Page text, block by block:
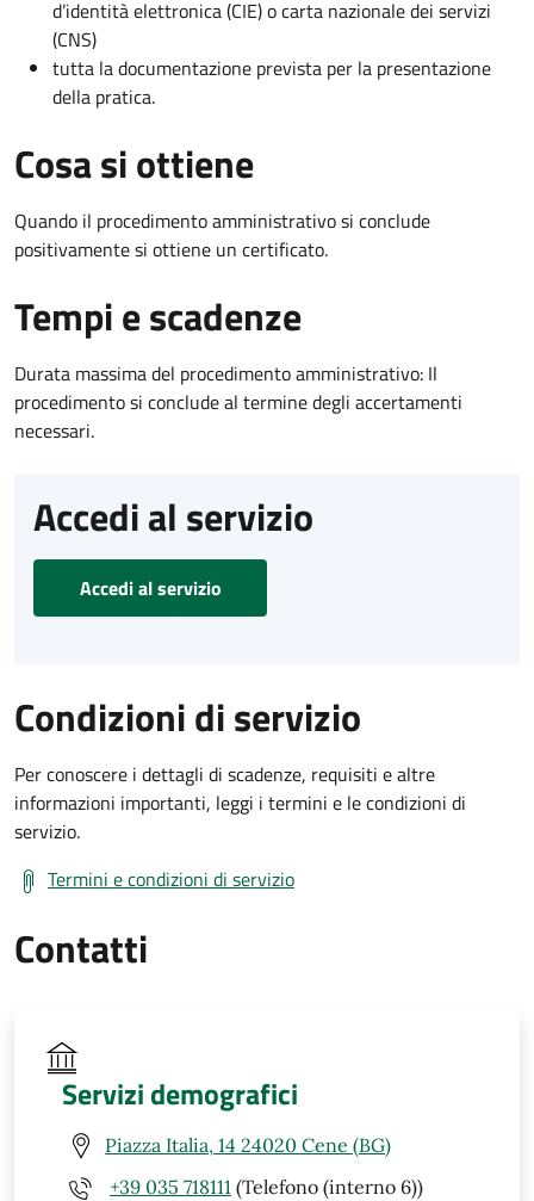
d’identità elettronica (CIE) o carta nazionale dei servizi
(CNS)
tutta la documentazione prevista per la presentazione
della pratica.
Cosa si ottiene
Quando il procedimento amministrativo si conclude
positivamente si ottiene un certificato.
Tempi e scadenze
Durata massima del procedimento amministrativo: Il
procedimento si conclude al termine degli accertamenti
necessari.
Accedi al servizio
Accedi al servizio
Condizioni di servizio
Per conoscere i dettagli di scadenze, requisiti e altre
informazioni importanti, leggi i termini e le condizioni di
servizio.
Termini e condizioni di servizio
Contatti
Servizi demografici
Piazza Italia, 14 24020 Cene (BG)
+39 035 718111 (Telefono (interno 6))